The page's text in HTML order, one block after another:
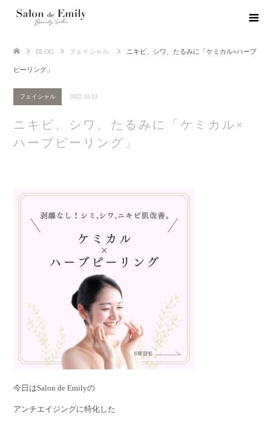
BLOG フェイシャル ニキビ、シワ、たるみに「ケミカル×ハーブ
ピーリング」
フェイシャル 2022.10.13
ニキビ、シワ、たるみに「ケミカル×
ハーブピーリング」
今日はSalon de Emilyの
アンチエイジングに特化した